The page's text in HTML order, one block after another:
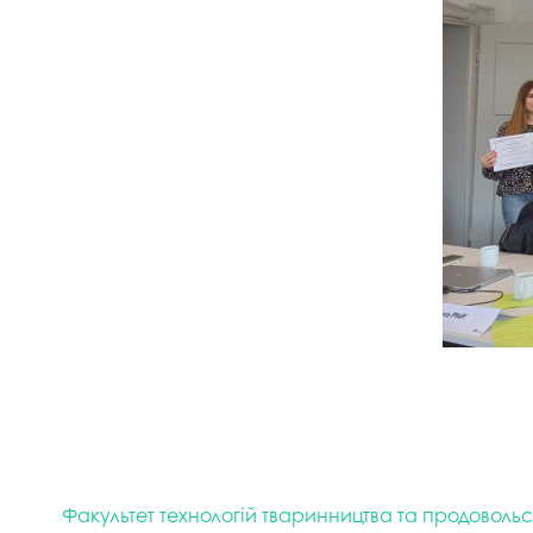
Факультет технологій тваринництва та